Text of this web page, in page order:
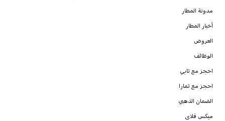
مدونة المطار
أخبار المطار
العروض
الوظائف
احجز مع تابي
احجز مع تمارا
الضمان الذهبي
ميكس فلاى